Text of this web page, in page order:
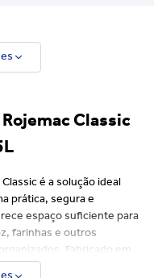
Classic
é a solução ideal
prática, segura e
espaço suficiente para
farinhas e outros
Fabricado em
permitindo